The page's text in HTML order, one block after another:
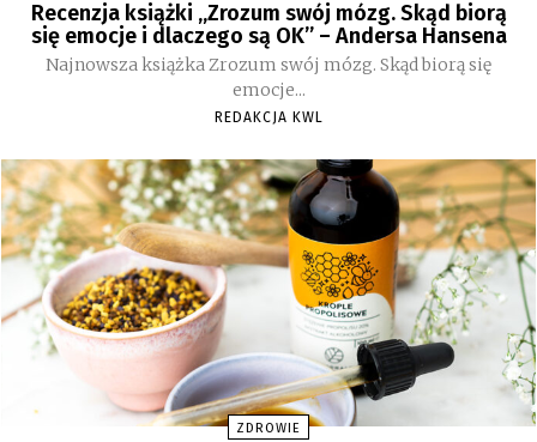
Recenzja książki „Zrozum swój mózg. Skąd biorą
się emocje i dlaczego są OK” – Andersa Hansena
Najnowsza książka Zrozum swój mózg. Skąd biorą się
emocje...
REDAKCJA KWL
ZDROWIE